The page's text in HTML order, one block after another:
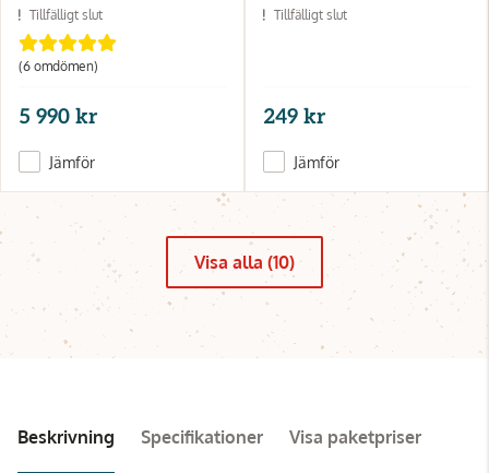
Tillfälligt slut
(6 omdömen)
5 990 kr
Jämför
Tillfälligt slut
249 kr
Jämför
Visa alla (10)
Beskrivning Specifikationer Visa paketpriser